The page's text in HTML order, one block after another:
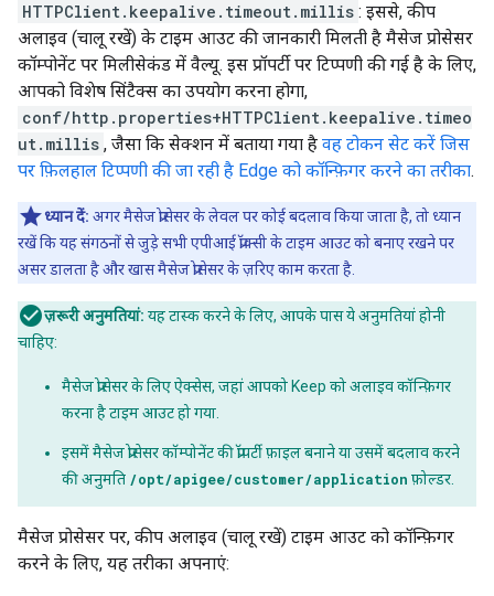
HTTPClient.keepalive.timeout.millis : इससे, कीप
अलाइव (चालू रखें) के टाइम आउट की जानकारी मिलती है मैसेज प्रोसेसर
कॉम्पोनेंट पर मिलीसेकंड में वैल्यू. इस प्रॉपर्टी पर टिप्पणी की गई है के लिए,
आपको विशेष सिंटैक्स का उपयोग करना होगा,
conf/http.properties+HTTPClient.keepalive.timeo
ut.millis , जैसा कि सेक्शन में बताया गया है वह टोकन सेट करें जिस
पर फ़िलहाल टिप्पणी की जा रही है Edge को कॉन्फ़िगर करने का तरीका.
ध्यान दें: अगर मैसेज प्रोसेसर के लेवल पर कोई बदलाव किया जाता है, तो ध्यान
रखें कि यह संगठनों से जुड़े सभी एपीआई प्रॉक्सी के टाइम आउट को बनाए रखने पर
असर डालता है और खास मैसेज प्रोसेसर के ज़रिए काम करता है.
ज़रूरी अनुमतियां: यह टास्क करने के लिए, आपके पास ये अनुमतियां होनी
चाहिए:
मैसेज प्रोसेसर के लिए ऐक्सेस, जहां आपको Keep को अलाइव कॉन्फ़िगर
करना है टाइम आउट हो गया.
इसमें मैसेज प्रोसेसर कॉम्पोनेंट की प्रॉपर्टी फ़ाइल बनाने या उसमें बदलाव करने
की अनुमति /opt/apigee/customer/application फ़ोल्डर.
मैसेज प्रोसेसर पर, कीप अलाइव (चालू रखें) टाइम आउट को कॉन्फ़िगर
करने के लिए, यह तरीका अपनाएं: